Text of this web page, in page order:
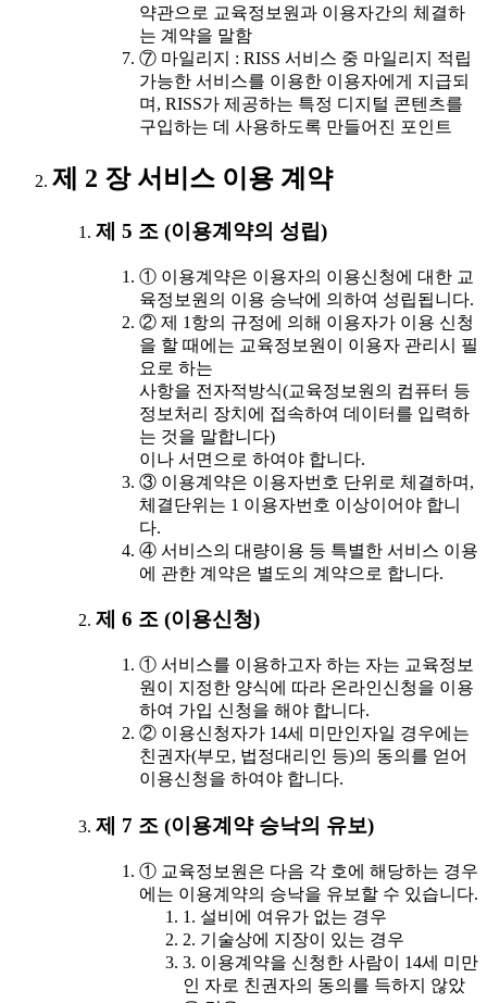
약관으로 교육정보원과 이용자간의 체결하
는 계약을 말함
⑦ 마일리지 : RISS 서비스 중 마일리지 적립
가능한 서비스를 이용한 이용자에게 지급되
며, RISS가 제공하는 특정 디지털 콘텐츠를
구입하는 데 사용하도록 만들어진 포인트
제 2 장 서비스 이용 계약
제 5 조 (이용계약의 성립)
① 이용계약은 이용자의 이용신청에 대한 교
육정보원의 이용 승낙에 의하여 성립됩니다.
② 제 1항의 규정에 의해 이용자가 이용 신청
을 할 때에는 교육정보원이 이용자 관리시 필
요로 하는
사항을 전자적방식(교육정보원의 컴퓨터 등
정보처리 장치에 접속하여 데이터를 입력하
는 것을 말합니다)
이나 서면으로 하여야 합니다.
③ 이용계약은 이용자번호 단위로 체결하며,
체결단위는 1 이용자번호 이상이어야 합니
다.
④ 서비스의 대량이용 등 특별한 서비스 이용
에 관한 계약은 별도의 계약으로 합니다.
제 6 조 (이용신청)
① 서비스를 이용하고자 하는 자는 교육정보
원이 지정한 양식에 따라 온라인신청을 이용
하여 가입 신청을 해야 합니다.
② 이용신청자가 14세 미만인자일 경우에는
친권자(부모, 법정대리인 등)의 동의를 얻어
이용신청을 하여야 합니다.
제 7 조 (이용계약 승낙의 유보)
① 교육정보원은 다음 각 호에 해당하는 경우
에는 이용계약의 승낙을 유보할 수 있습니다.
1. 설비에 여유가 없는 경우
2. 기술상에 지장이 있는 경우
3. 이용계약을 신청한 사람이 14세 미만
인 자로 친권자의 동의를 득하지 않았